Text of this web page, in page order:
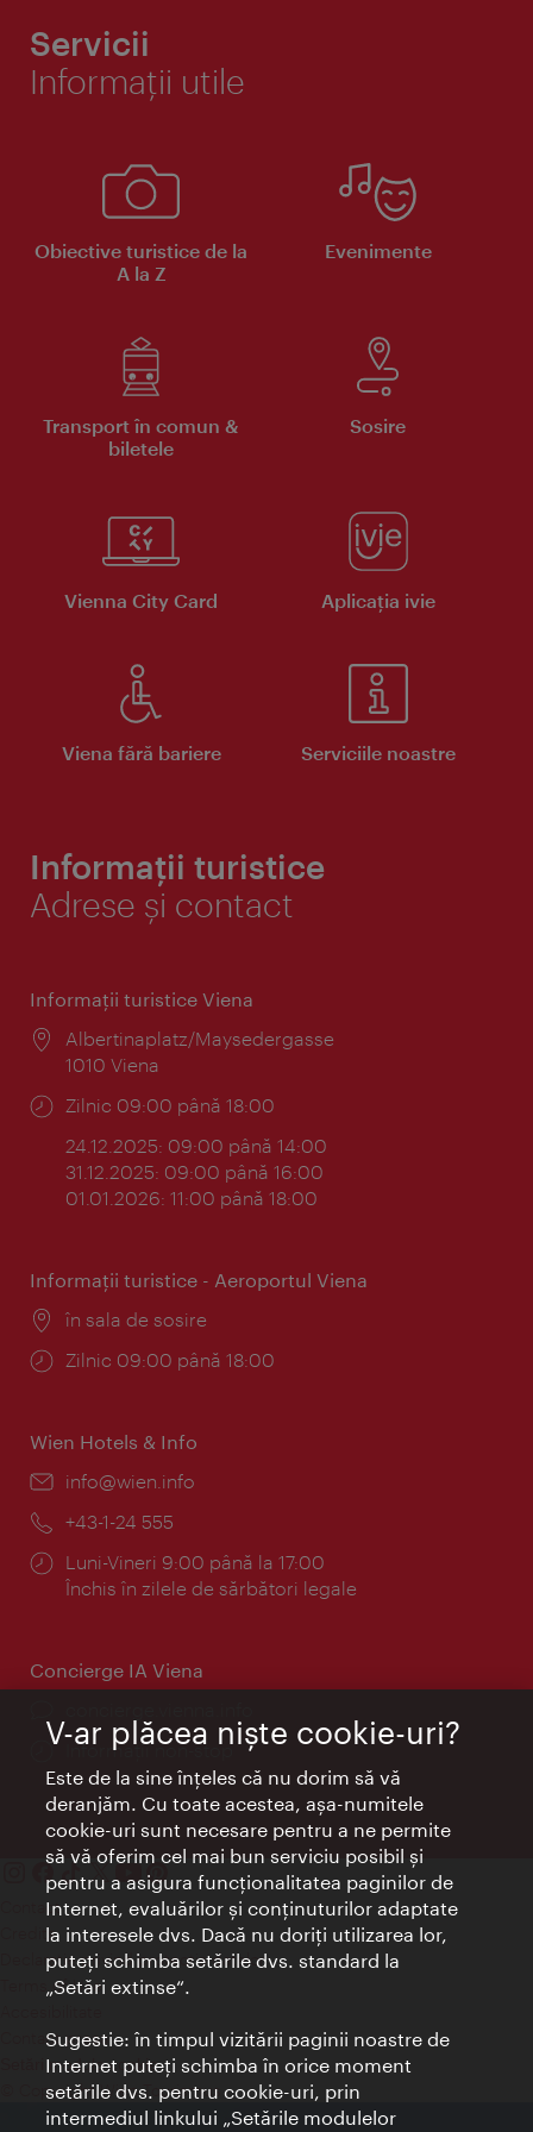
Servicii
Informaţii utile
Obiective turistice de la
A la Z
Evenimente
Transport în comun &
biletele
Sosire
Vienna City Card Aplicaţia ivie
Viena fără bariere Serviciile noastre
Informații turistice
Adrese și contact
Informaţii turistice Viena
Locul:
Albertinaplatz/Maysedergasse
1010 Viena
Program:
Zilnic 09:00 până 18:00
24.12.2025: 09:00 până 14:00
31.12.2025: 09:00 până 16:00
01.01.2026: 11:00 până 18:00
Informaţii turistice - Aeroportul Viena
Locul:
în sala de sosire
Program:
Zilnic 09:00 până 18:00
Wien Hotels & Info
E-
info@wien.info
Telefon:
+43-1-24 555
Program:
Luni-Vineri 9:00 până la 17:00
Închis în zilele de sărbători legale
Concierge IA Viena
Informații non-stop
Contact
Credits
Declaraţie privind protecţia datelor
Terms of Use
Contact presa
Setări module cookie
© Copyright Wien Tourismus
V-ar plăcea nişte cookie-uri?
Este de la sine înţeles că nu dorim să vă
deranjăm. Cu toate acestea, aşa-numitele
cookie-uri sunt necesare pentru a ne permite
să vă oferim cel mai bun serviciu posibil şi
pentru a asigura funcţionalitatea paginilor de
Internet, evaluărilor şi conţinuturilor adaptate
la interesele dvs. Dacă nu doriţi utilizarea lor,
puteţi schimba setările dvs. standard la
„Setări extinse“.
Sugestie: în timpul vizitării paginii noastre de
Internet puteţi schimba în orice moment
setările dvs. pentru cookie-uri, prin
intermediul linkului „Setările modulelor